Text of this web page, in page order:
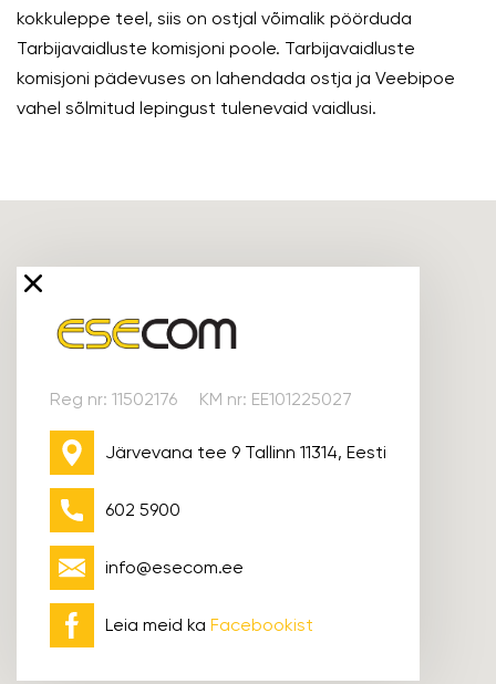
kokkuleppe teel, siis on ostjal võimalik pöörduda
Tarbijavaidluste komisjoni poole. Tarbijavaidluste
komisjoni pädevuses on lahendada ostja ja Veebipoe
vahel sõlmitud lepingust tulenevaid vaidlusi.
Reg nr: 11502176 KM nr: EE101225027
Järvevana tee 9 Tallinn 11314, Eesti
602 5900
info@esecom.ee
Leia meid ka Facebookist